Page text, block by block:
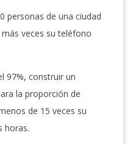
personas de una ciudad
veces su teléfono
97%, construir un
la proporción de
de 15 veces su
horas.